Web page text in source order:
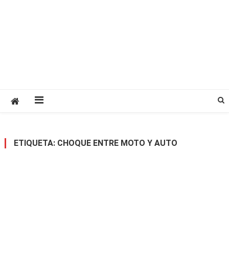
ETIQUETA: CHOQUE ENTRE MOTO Y AUTO